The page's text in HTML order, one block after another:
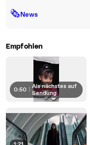
🗞News
Empfohlen
0:50
Als nächstes auf
Sendung